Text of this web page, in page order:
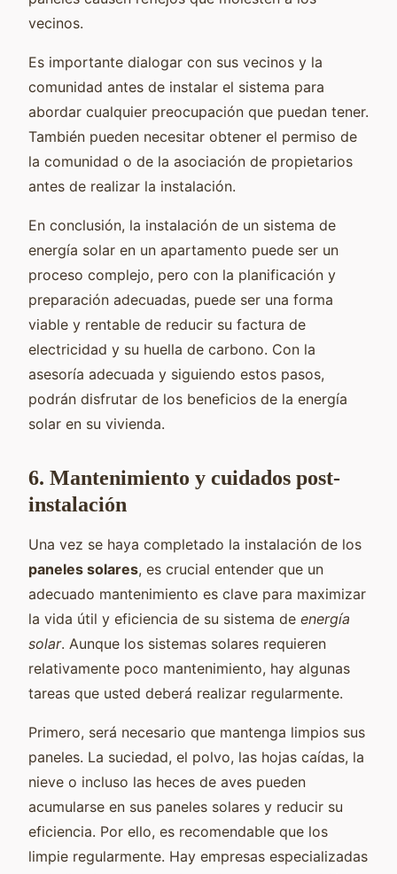
vecinos.
Es importante dialogar con sus vecinos y la
comunidad antes de instalar el sistema para
abordar cualquier preocupación que puedan tener.
También pueden necesitar obtener el permiso de
la comunidad o de la asociación de propietarios
antes de realizar la instalación.
En conclusión, la instalación de un sistema de
energía solar en un apartamento puede ser un
proceso complejo, pero con la planificación y
preparación adecuadas, puede ser una forma
viable y rentable de reducir su factura de
electricidad y su huella de carbono. Con la
asesoría adecuada y siguiendo estos pasos,
podrán disfrutar de los beneficios de la energía
solar en su vivienda.
6. Mantenimiento y cuidados post-
instalación
Una vez se haya completado la instalación de los
paneles solares, es crucial entender que un
adecuado mantenimiento es clave para maximizar
la vida útil y eficiencia de su sistema de energía
solar. Aunque los sistemas solares requieren
relativamente poco mantenimiento, hay algunas
tareas que usted deberá realizar regularmente.
Primero, será necesario que mantenga limpios sus
paneles. La suciedad, el polvo, las hojas caídas, la
nieve o incluso las heces de aves pueden
acumularse en sus paneles solares y reducir su
eficiencia. Por ello, es recomendable que los
limpie regularmente. Hay empresas especializadas